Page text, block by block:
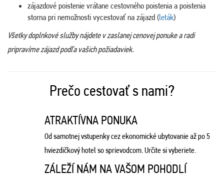
zájazdové poistenie vrátane cestovného poistenia a poistenia
storna pri nemožnosti vycestovať na zájazd (leták)
Všetky doplnkové služby nájdete v zaslanej cenovej ponuke a radi
pripravíme zájazd podľa vašich požiadaviek.
Prečo cestovať s nami?
ATRAKTÍVNA PONUKA
Od samotnej vstupenky cez ekonomické ubytovanie až po 5
hviezdičkový hotel so sprievodcom. Určite si vyberiete.
ZÁLEŽÍ NÁM NA VAŠOM POHODLÍ